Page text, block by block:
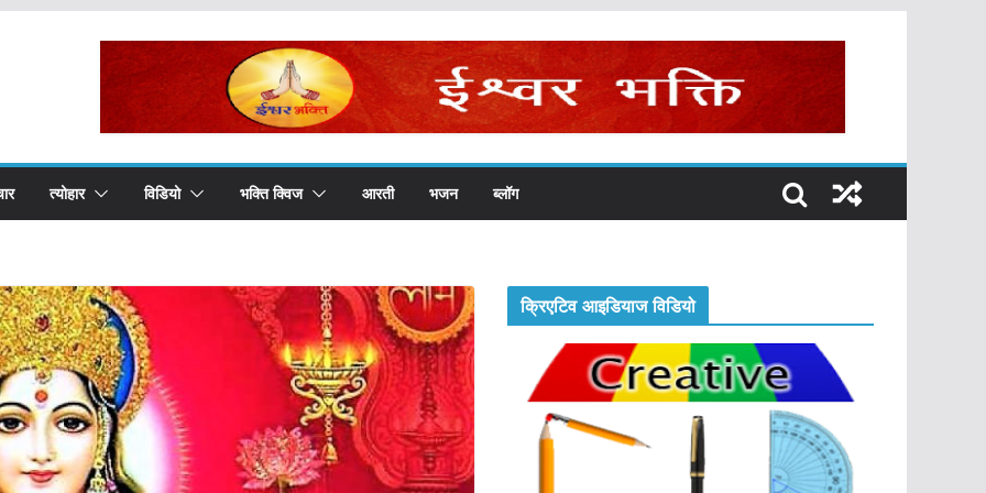
त्योहार विडियो भक्ति क्विज आरती भजन ब्लॉग
क्रिएटिव आइडियाज विडियो